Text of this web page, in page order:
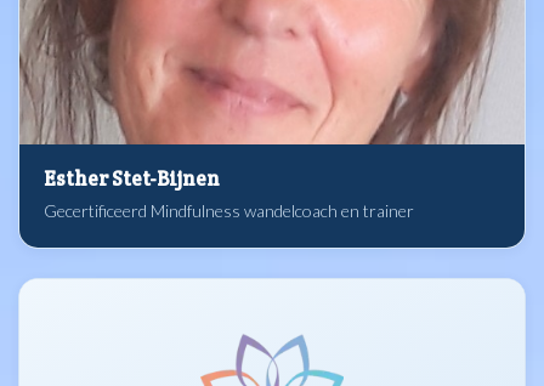
Esther Stet-Bijnen
Gecertificeerd Mindfulness wandelcoach en trainer